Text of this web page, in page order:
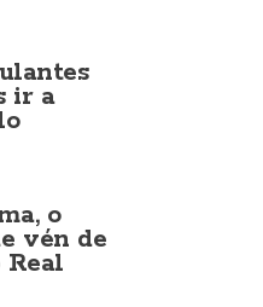
ir a
o
vén de